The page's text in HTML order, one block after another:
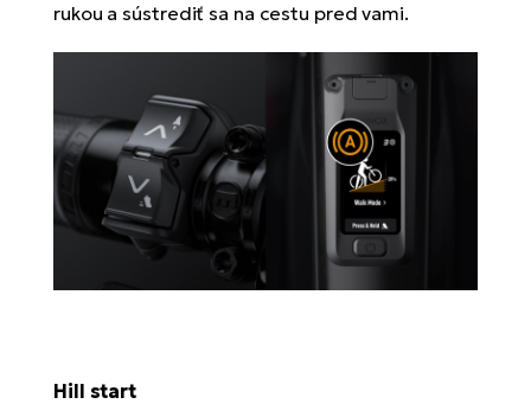
rukou a sústrediť sa na cestu pred vami.
Hill start